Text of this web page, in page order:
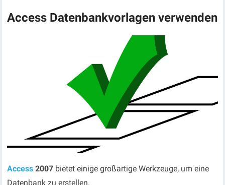
Access Datenbankvorlagen verwenden
Access 2007 bietet einige großartige Werkzeuge, um eine
Datenbank zu erstellen.